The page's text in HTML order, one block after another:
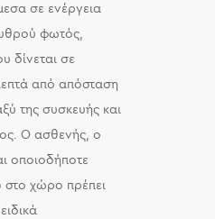
σε ενέργεια
φωτός,
δίνεται σε
από απόσταση
της συσκευής και
Ο ασθενής, ο
οποιοδήποτε
στο χώρο πρέπει